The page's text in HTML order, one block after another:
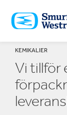
TILL
HUVUDINNEHÅLLET
KEMIKALIER
Vi tillför